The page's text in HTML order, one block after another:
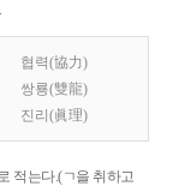
협력(協力)
쌍룡(雙龍)
진리(眞理)
적는다.(ㄱ을 취하고